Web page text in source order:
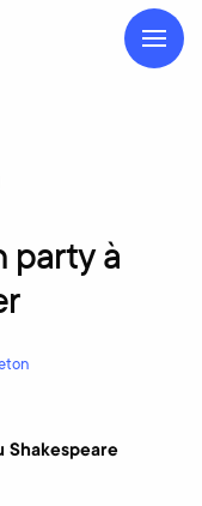
party à
Shakespeare